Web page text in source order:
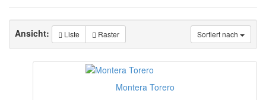
Ansicht: Liste Raster Sortiert nach
Montera Torero